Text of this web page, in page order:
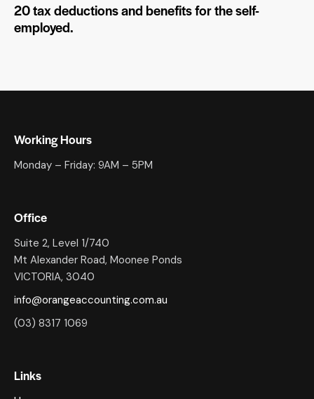
20 tax deductions and benefits for the self-
employed.
Working Hours
Monday – Friday: 9AM – 5PM
Office
Suite 2, Level 1/740
Mt Alexander Road, Moonee Ponds
VICTORIA, 3040
info@orangeaccounting.com.au
(03) 8317 1069
Links